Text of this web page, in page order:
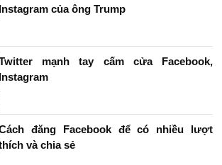
Instagram của ông Trump
mạnh tay cấm cửa Facebook,
Instagram
đăng Facebook để có nhiều lượt
và chia sẻ